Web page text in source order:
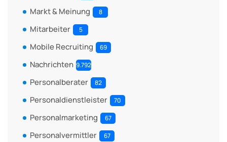
Markt & Meinung 8
Mitarbeiter 5
Mobile Recruiting 69
Nachrichten 9.792
Personalberater 82
Personaldienstleister 70
Personalmarketing 67
Personalvermittler 67